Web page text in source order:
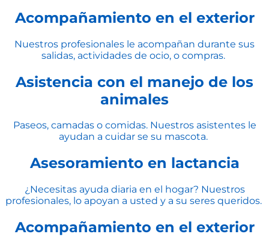
Acompañamiento en el exterior
Nuestros profesionales le acompañan durante sus
salidas, actividades de ocio, o compras.
Asistencia con el manejo de los
animales
Paseos, camadas o comidas. Nuestros asistentes le
ayudan a cuidar se su mascota.
Asesoramiento en lactancia
¿Necesitas ayuda diaria en el hogar? Nuestros
profesionales, lo apoyan a usted y a su seres queridos.
Acompañamiento en el exterior